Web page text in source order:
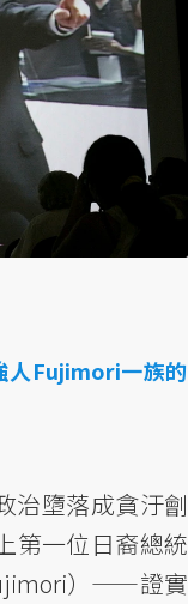
人Fujimori一族的
治墮落成貪汙劊
第一位日裔總統
）——證實